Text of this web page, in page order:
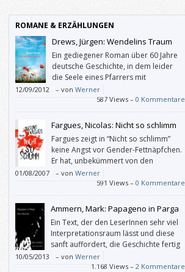
ROMANE & ERZÄHLUNGEN
Drews, Jürgen: Wendelins Traum
Ein gediegener Roman über 60 Jahre
deutsche Geschichte, in dem leider
die Seele eines Pfarrers mit
berühmten Seelen philosophiert.
12/09/2012 – von Werner
587 Views – 0 Kommentare
Fargues, Nicolas: Nicht so schlimm
Fargues zeigt in “Nicht so schlimm”
keine Angst vor Gender-Fettnäpfchen.
Er hat, unbekümmert von den
Diskussionen um Emanzipation und
den “neuen Mann”, eine verfahrene Beziehung
und eine Verliebtheit beschrieben, in der er
gegenwärtige Geschlechterrollen eben nicht
reflektiert, sondern einfach Menschen in
bestimmten Situationen schildert.
01/08/2007 – von Werner
591 Views – 0 Kommentare
Ammern, Mark: Papageno in Parga
Ein Text, der den LeserInnen sehr viel
Interpretationsraum lässt und diese
sanft auffordert, die Geschichte fertig
zu spinnen und in die Personen selbst
Erlebtes „hineinzulesen“.
10/05/2013 – von Werner
1.168 Views – 2 Kommentare